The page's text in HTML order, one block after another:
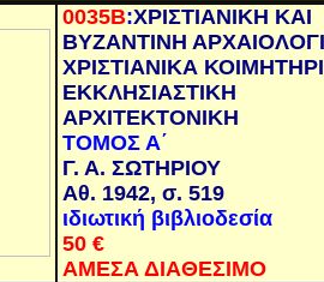
0035Β:ΧΡΙΣΤΙΑΝΙΚΗ ΚΑΙ
ΒΥΖΑΝΤΙΝΗ
ΧΡΙΣΤΙΑΝΙΚΑ
ΕΚΚΛΗΣΙΑΣΤΙΚΗ
ΑΡΧΙΤΕΚΤΟΝΙΚΗ
ΤΟΜΟΣ Α΄
Γ. Α. ΣΩΤΗΡΙΟΥ
Αθ. 1942, σ. 519
ιδιωτική βιβλιοδεσία
50€
ΑΜΕΣΑ ΔΙΑΘΕΣΙΜΟ